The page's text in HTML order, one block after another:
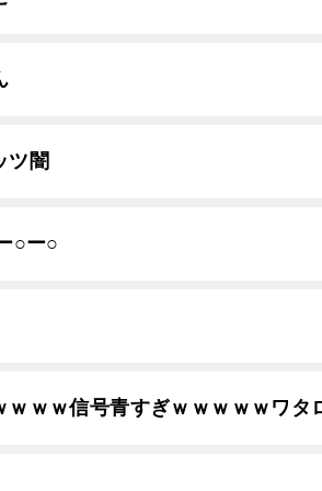
ツ闇
○ー○
ｗｗｗ信号青すぎｗｗｗｗｗワタ